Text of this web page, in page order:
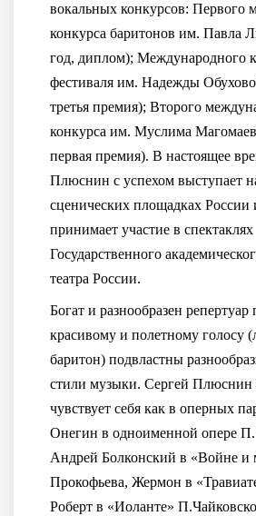
вокальных конкурсов: Первого
конкурса баритонов им. Павла
год, диплом); Международного
фестиваля им. Надежды
третья премия); Второго
конкурса им. Муслима
первая премия). В настоящее
Плюснин с успехом выступает
сценических площадках России
принимает участие в спектаклях
Государственного
театра России.
Богат и разнообразен репертуар
красивому и полетному голосу
баритон) подвластны
стили музыки. Сергей Плюснин
чувствует себя как в оперных
Онегин в одноименной опере П.
Андрей Болконский в «Войне и
Прокофьева, Жермон в
Роберт в «Иоланте»